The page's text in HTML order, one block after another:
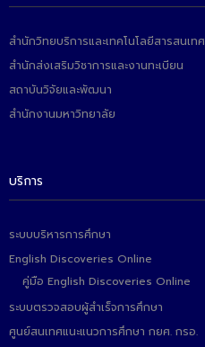
สำนักวิทยบริการและเทคโนโลยีสารสนเทศ
สำนักส่งเสริมวิชาการและงานทะเบียน
สถาบันวิจัยและพัฒนา
สำนักงานมหาวิทยาลัย
บริการ
ระบบบริหารการศึกษา
English Discoveries Online
คู่มือ English Discoveries Online
ระบบตรวจสอบผู้สำเร็จการศึกษา
ศูนย์สนเทศแนะแนวการศึกษา กยศ. กรอ.